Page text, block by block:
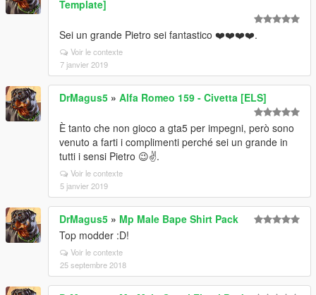
Template]
Sei un grande Pietro sei fantastico ❤️❤️❤️❤️.
Voir le contexte
7 janvier 2019
DrMagus5 » Alfa Romeo 159 - Civetta [ELS]
È tanto che non gioco a gta5 per impegni, però sono
venuto a farti i complimenti perché sei un grande in
tutti i sensi Pietro 😉✌️.
Voir le contexte
5 janvier 2019
DrMagus5 » Mp Male Bape Shirt Pack
Top modder :D!
Voir le contexte
25 septembre 2018